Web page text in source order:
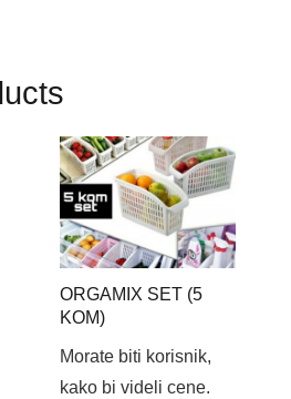
ORGAMIX SET (5
KOM)
Morate biti korisnik,
kako bi videli cene.